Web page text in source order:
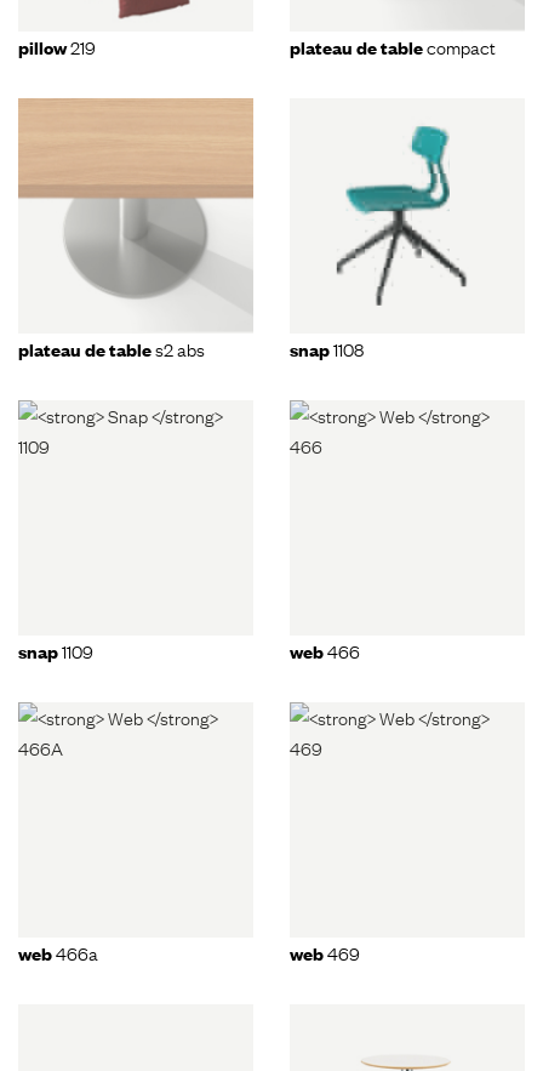
pillow219 plateau de tablecompact
plateau de tables2 abs snap1108
snap1109 web466
web466a web469